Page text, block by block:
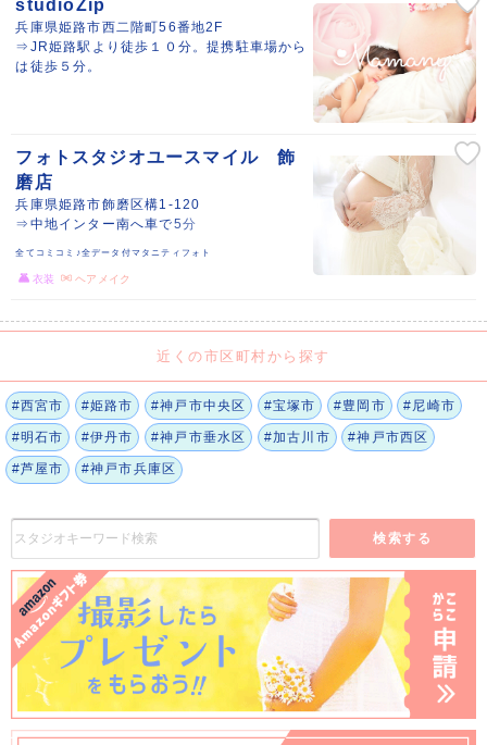
studioZip
兵庫県姫路市西二階町56番地2F
⇒JR姫路駅より徒歩１０分。提携駐車場から
は徒歩５分。
フォトスタジオユースマイル 飾
磨店
兵庫県姫路市飾磨区構1-120
⇒中地インター南へ車で5分
全てコミコミ♪全データ付マタニティフォト
衣装 ヘアメイク
近くの市区町村から探す
#西宮市 #姫路市 #神戸市中央区 #宝塚市 #豊岡市 #尼崎市
#明石市 #伊丹市 #神戸市垂水区 #加古川市 #神戸市西区
#芦屋市 #神戸市兵庫区
検索する